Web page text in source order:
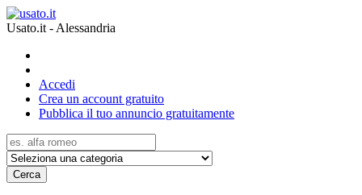
Usato.it - Alessandria
Accedi
Crea un account gratuito
Pubblica il tuo annuncio gratuitamente
Cerca